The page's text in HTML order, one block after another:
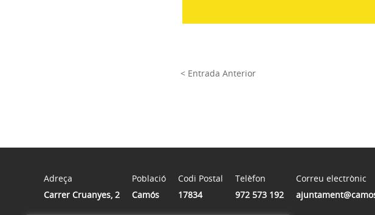
< Entrada Anterior
Adreça
Carrer Cruanyes, 2
Població
Camós
Codi Postal
17834
Telèfon
972 573 192
Correu electrònic